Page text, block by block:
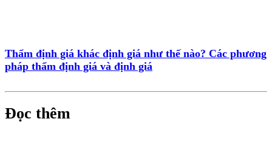
Thẩm định giá khác định giá như thế nào? Các phương
pháp thẩm định giá và định giá
Đọc thêm